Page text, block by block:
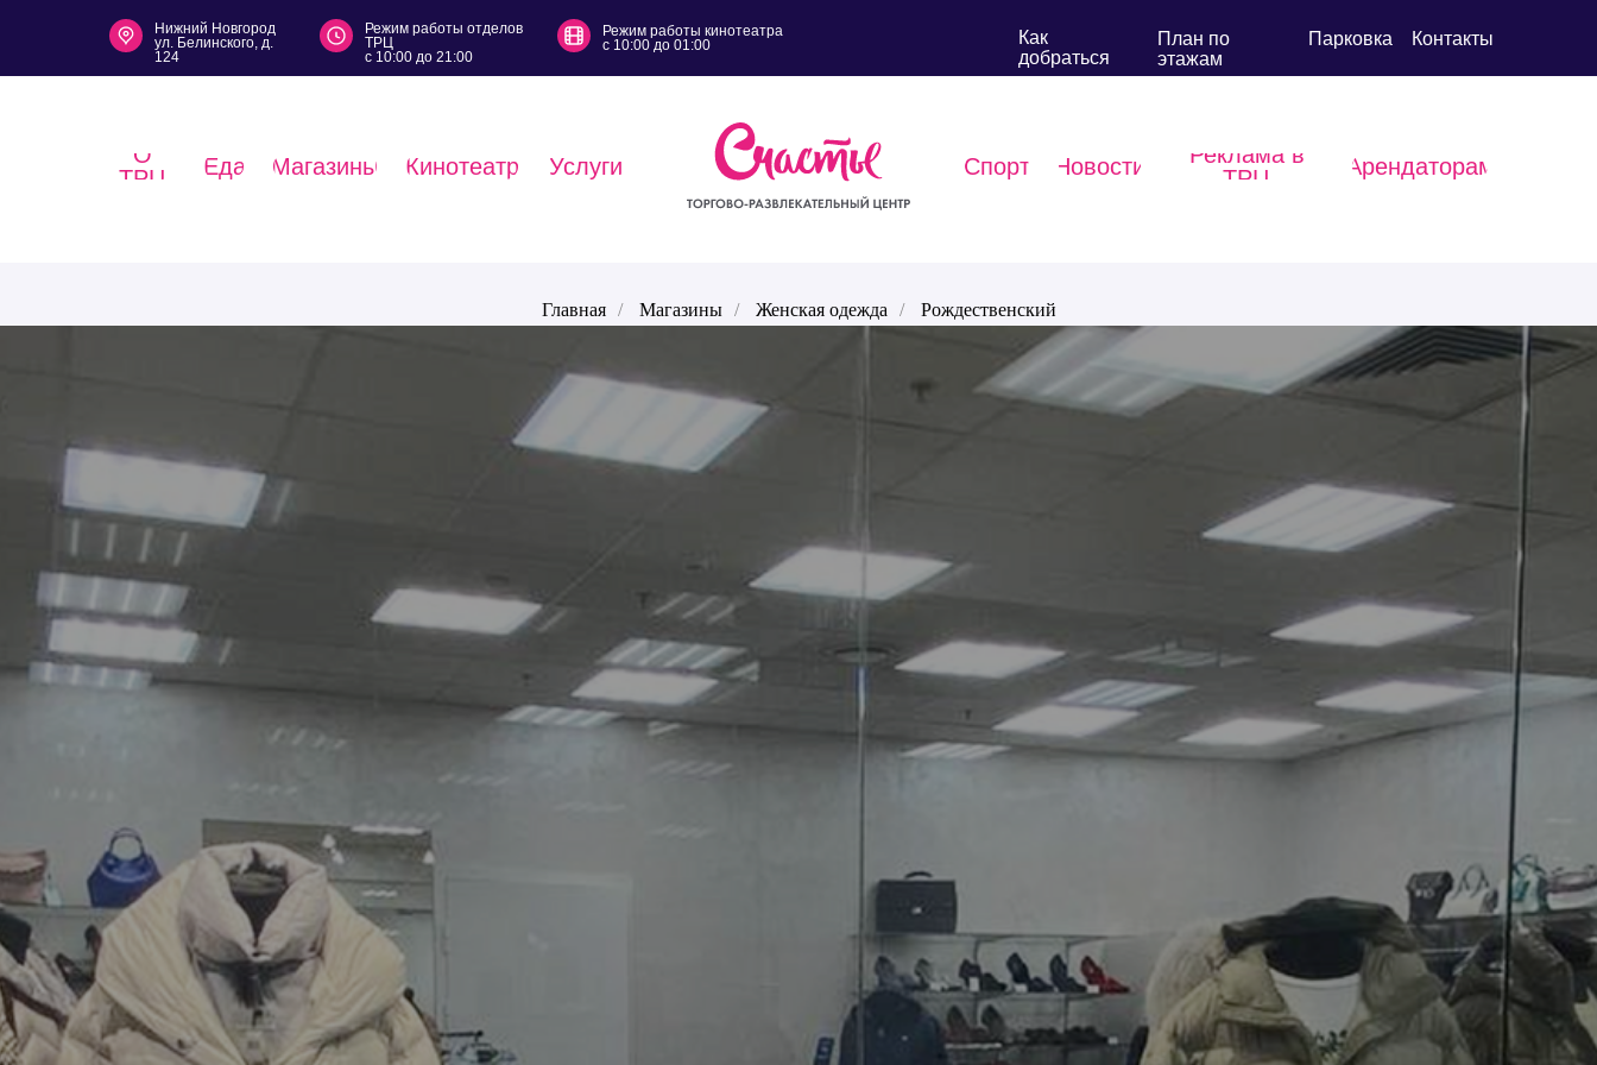
План по
этажам
Парковка Контакты
Как
добраться
Режим работы отделов
ТРЦ
с 10:00 до 21:00
Режим работы кинотеатра
с 10:00 до 01:00
Нижний Новгород
ул. Белинского, д.
124
О
ТРЦ
Магазины
Еда Кинотеатр Услуги Спорт
Реклама в
ТРЦ
Арендаторам
Новости
Главная / Магазины / Женская одежда / Рождественский